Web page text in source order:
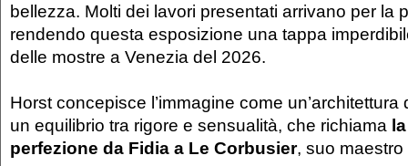
bellezza. Molti dei lavori presentati arrivano per la
rendendo questa esposizione una tappa
delle mostre a Venezia del 2026.
Horst concepisce l’immagine come un’architettura
un equilibrio tra rigore e sensualità, che richiama
perfezione da Fidia a Le Corbusier, suo